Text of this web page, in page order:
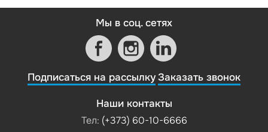
Мы в соц. сетях
Подписаться на рассылкуЗаказать звонок
Наши контакты
Тел: (+373) 60-10-6666